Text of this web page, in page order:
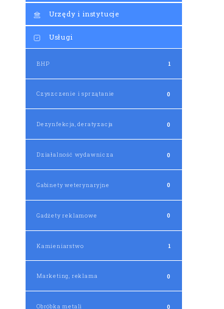
Urzędy i instytucje
Usługi
BHP 1
Czyszczenie i sprzątanie 0
Dezynfekcja, deratyzacja 0
Działalność wydawnicza 0
Gabinety weterynaryjne 0
Gadżety reklamowe 0
Kamieniarstwo 1
Marketing, reklama 0
Obróbka metali 0